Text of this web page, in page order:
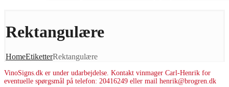
Rektangulære
HomeEtiketterRektangulære
VinoSigns.dk er under udarbejdelse. Kontakt vinmager Carl-Henrik for
eventuelle spørgsmål på telefon: 20416249 eller mail henrik@brogren.dk